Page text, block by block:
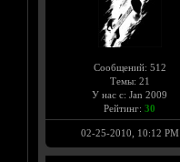
Сообщений: 512
Темы: 21
У нас с: Jan 2009
Рейтинг: 30
02-25-2010, 10:12 PM